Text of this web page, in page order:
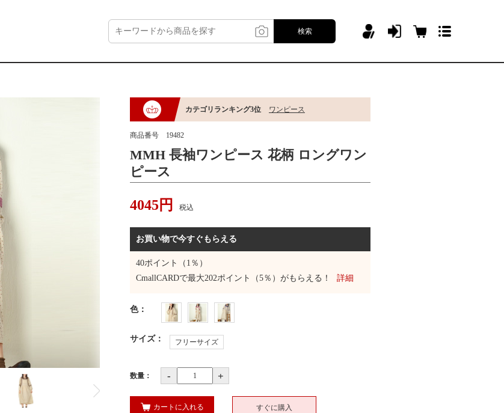
検索
カテゴリランキング3位 ワンピース
商品番号 19482
MMH 長袖ワンピース 花柄 ロングワン
ピース
4045円 税込
お買い物で今すぐもらえる
40ポイント（1％）
CmallCARDで最大202ポイント（5％）がもらえる！ 詳細
色：
サイズ： フリーサイズ
数量： - +
カートに入れる すぐに購入